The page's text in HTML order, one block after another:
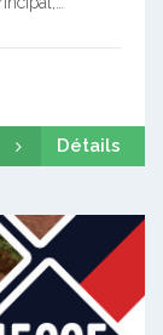
Détails